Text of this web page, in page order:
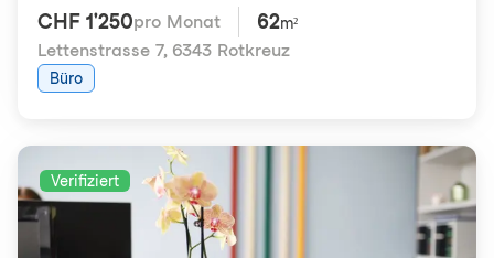
CHF 1'250pro Monat 62m²
Lettenstrasse 7, 6343 Rotkreuz
Büro
Verifiziert